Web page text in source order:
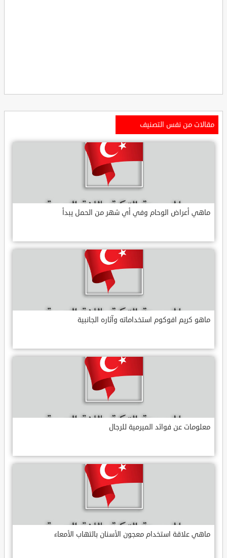
مقالات من نفس التصنيف
ماهي أعراض الوحام وفي أي شهر من الحمل يبدأ
ماهو كريم افوكوم استخداماته وآثاره الجانبية
معلومات عن فوائد الميرمية للرجال
ماهي علاقة استخدام معجون الأسنان بالتهاب الأمعاء